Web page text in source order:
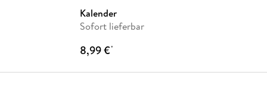
Kalender
Sofort lieferbar
8,99 €*